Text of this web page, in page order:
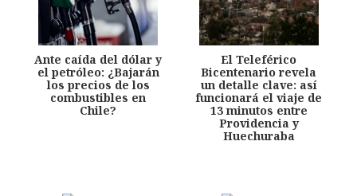
Ante caída del dólar y
el petróleo: ¿Bajarán
los precios de los
combustibles en
Chile?
El Teleférico
Bicentenario revela
un detalle clave: así
funcionará el viaje de
13 minutos entre
Providencia y
Huechuraba